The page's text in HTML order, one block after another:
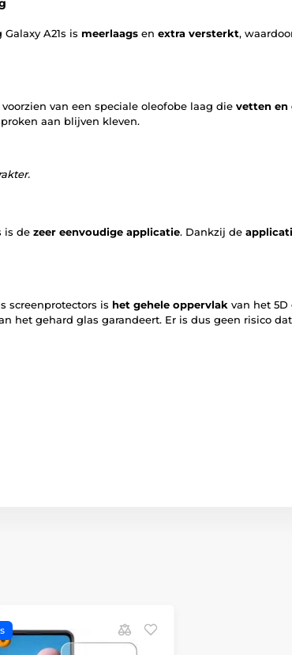
A21s is meerlaags en extra versterkt,
van een speciale oleofobe laag die vetten en
aan blijven kleven.
is de zeer eenvoudige applicatie. Dankzij de
screenprotectors is het gehele oppervlak van het 5D
het gehard glas garandeert. Er is dus geen risico